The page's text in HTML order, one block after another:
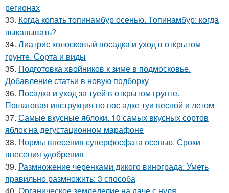
регионах
33. Когда копать топинамбур осенью. Топинамбур: когда
выкапывать?
34. Лиатрис колосковый посадка и уход в открытом
грунте. Сорта и виды
35. Подготовка хвойников к зиме в подмосковье.
Добавление статьи в новую подборку
36. Посадка и уход за туей в открытом грунте.
Пошаговая инструкция по пос адке туи весной и летом
37. Самые вкусные яблоки. 10 самых вкусных сортов
яблок на дегустационном марафоне
38. Нормы внесения суперфосфата осенью. Сроки
внесения удобрения
39. Размножение черенками дикого винограда. Уметь
правильно размножить: 3 способа